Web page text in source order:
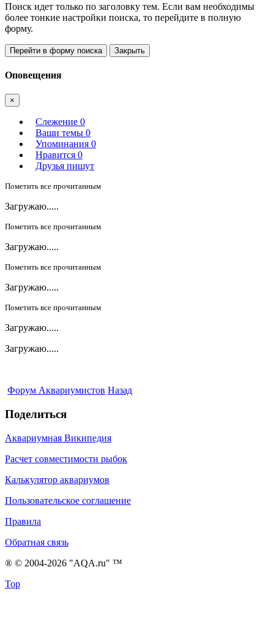
Поиск идет только по заголовку тем. Если вам необходимы
более тонкие настройки поиска, то перейдите в полную
форму.
Перейти в форму поиска Закрыть
Оповещения
×
Слежение 0
Ваши темы 0
Упоминания 0
Нравится 0
Друзья пишут
Пометить все прочитанным
Загружаю.....
Пометить все прочитанным
Загружаю.....
Пометить все прочитанным
Загружаю.....
Пометить все прочитанным
Загружаю.....
Загружаю.....
Форум Аквариумистов Назад
Поделиться
Аквариумная Википедия
Расчет совместимости рыбок
Калькулятор аквариумов
Пользовательское соглашение
Правила
Обратная связь
® © 2004-2026 "AQA.ru" ™
Top